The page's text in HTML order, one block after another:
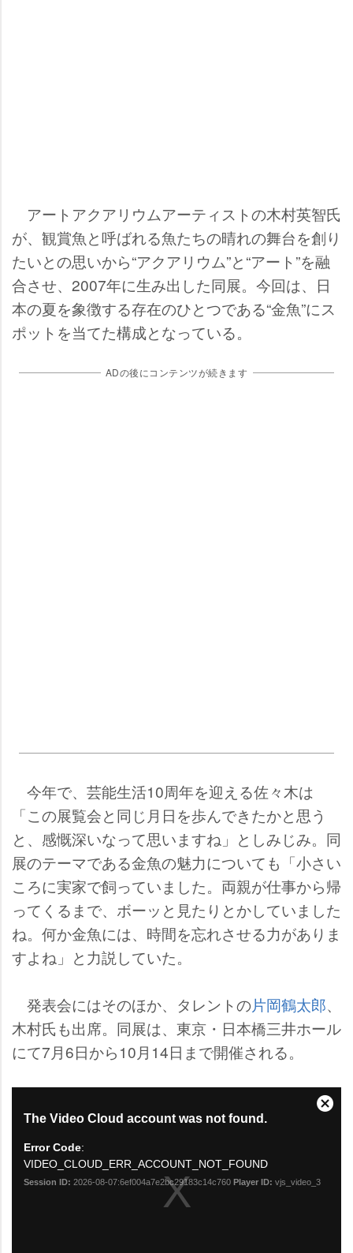
アートアクアリウムアーティストの木村英智氏
が、観賞魚と呼ばれる魚たちの晴れの舞台を創り
たいとの思いから“アクアリウム”と“アート”を融
合させ、2007年に生み出した同展。今回は、日
本の夏を象徴する存在のひとつである“金魚”にス
ポットを当てた構成となっている。
ADの後にコンテンツが続きます
今年で、芸能生活10周年を迎える佐々木は
「この展覧会と同じ月日を歩んできたかと思う
と、感慨深いなって思いますね」としみじみ。同
展のテーマである金魚の魅力についても「小さい
ころに実家で飼っていました。両親が仕事から帰
ってくるまで、ボーッと見たりとかしていました
ね。何か金魚には、時間を忘れさせる力がありま
すよね」と力説していた。
発表会にはそのほか、タレントの片岡鶴太郎、
木村氏も出席。同展は、東京・日本橋三井ホール
にて7月6日から10月14日まで開催される。